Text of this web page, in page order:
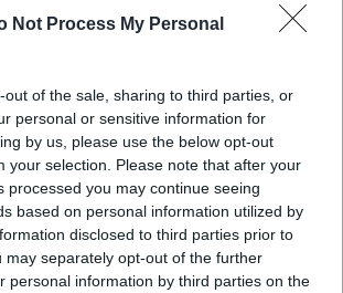
Not Process My Personal
out of the sale, sharing to third parties, or
personal or sensitive information for
by us, please use the below opt-out
your selection. Please note that after your
processed you may continue seeing
based on personal information utilized by
disclosed to third parties prior to
may separately opt-out of the further
personal information by third parties on the
Foren
↑